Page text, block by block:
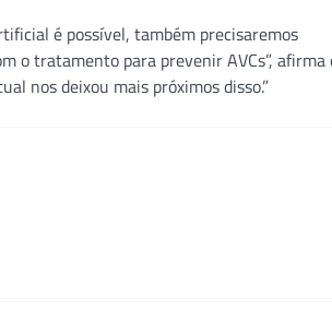
é possível, também precisaremos
o tratamento para prevenir AVCs”, afirma
nos deixou mais próximos disso.”